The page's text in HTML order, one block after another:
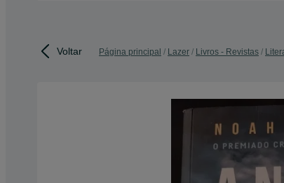
Voltar Página principal Lazer Livros - Revistas